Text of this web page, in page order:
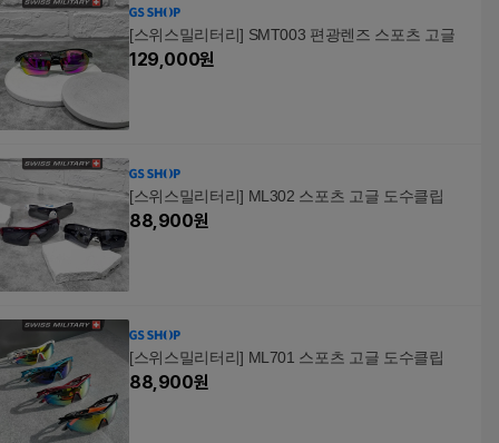
[스위스밀리터리] SMT003 편광렌즈 스포츠 고글
129,000원
[스위스밀리터리] ML302 스포츠 고글 도수클립
88,900원
[스위스밀리터리] ML701 스포츠 고글 도수클립
88,900원